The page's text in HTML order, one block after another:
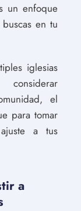
un enfoque
en tu
iglesias
el
para tomar
a tus
a